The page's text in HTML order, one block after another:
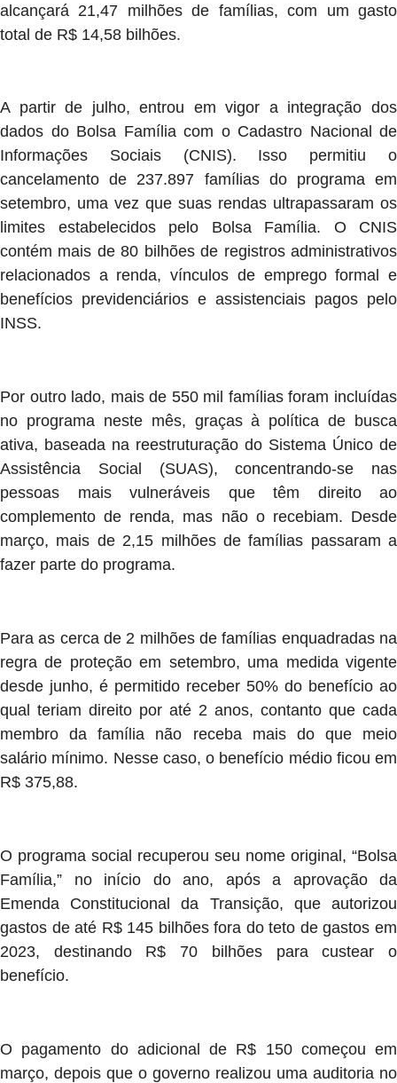
alcançará 21,47 milhões de famílias, com um gasto
total de R$ 14,58 bilhões.
A partir de julho, entrou em vigor a integração dos
dados do Bolsa Família com o Cadastro Nacional de
Informações Sociais (CNIS). Isso permitiu o
cancelamento de 237.897 famílias do programa em
setembro, uma vez que suas rendas ultrapassaram os
limites estabelecidos pelo Bolsa Família. O CNIS
contém mais de 80 bilhões de registros administrativos
relacionados a renda, vínculos de emprego formal e
benefícios previdenciários e assistenciais pagos pelo
INSS.
Por outro lado, mais de 550 mil famílias foram incluídas
no programa neste mês, graças à política de busca
ativa, baseada na reestruturação do Sistema Único de
Assistência Social (SUAS), concentrando-se nas
pessoas mais vulneráveis que têm direito ao
complemento de renda, mas não o recebiam. Desde
março, mais de 2,15 milhões de famílias passaram a
fazer parte do programa.
Para as cerca de 2 milhões de famílias enquadradas na
regra de proteção em setembro, uma medida vigente
desde junho, é permitido receber 50% do benefício ao
qual teriam direito por até 2 anos, contanto que cada
membro da família não receba mais do que meio
salário mínimo. Nesse caso, o benefício médio ficou em
R$ 375,88.
O programa social recuperou seu nome original, “Bolsa
Família,” no início do ano, após a aprovação da
Emenda Constitucional da Transição, que autorizou
gastos de até R$ 145 bilhões fora do teto de gastos em
2023, destinando R$ 70 bilhões para custear o
benefício.
O pagamento do adicional de R$ 150 começou em
março, depois que o governo realizou uma auditoria no